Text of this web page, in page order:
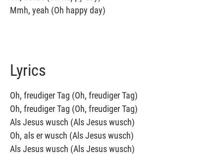
Mmh, yeah (Oh happy day)
Lyrics
Oh, freudiger Tag (Oh, freudiger Tag)
Oh, freudiger Tag (Oh, freudiger Tag)
Als Jesus wusch (Als Jesus wusch)
Oh, als er wusch (Als Jesus wusch)
Als Jesus wusch (Als Jesus wusch)